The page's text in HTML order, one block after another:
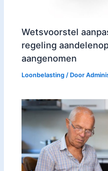
Wetsvoorstel
regeling
aangenomen
Loonbelasting / Door